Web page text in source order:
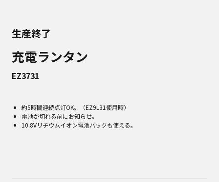
生産終了
充電ランタン
EZ3731
約5時間連続点灯OK。（EZ9L31使用時）
電池が切れる前にお知らせ。
10.8Vリチウムイオン電池パックも使える。